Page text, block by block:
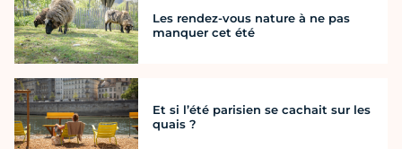
Les rendez-vous nature à ne pas
manquer cet été
Et si l’été parisien se cachait sur les
quais ?